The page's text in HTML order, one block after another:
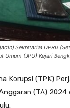
Sekretariat DPRD
Umum (JPU) Kejari
Korupsi (TPK)
(TA) 2024